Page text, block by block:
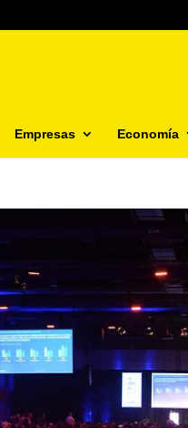
Empresas Economía